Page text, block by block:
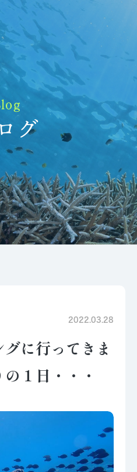
グ
2022.03.28
に行ってきま
１日・・・